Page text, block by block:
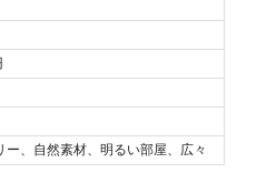
ー、自然素材、明るい部屋、広々